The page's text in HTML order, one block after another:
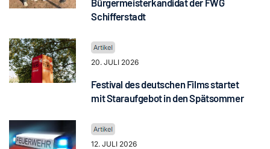
Bürgermeisterkandidat der FWG
Schifferstadt
20. JULI 2026
Festival des deutschen Films startet
mit Staraufgebot in den Spätsommer
12. JULI 2026